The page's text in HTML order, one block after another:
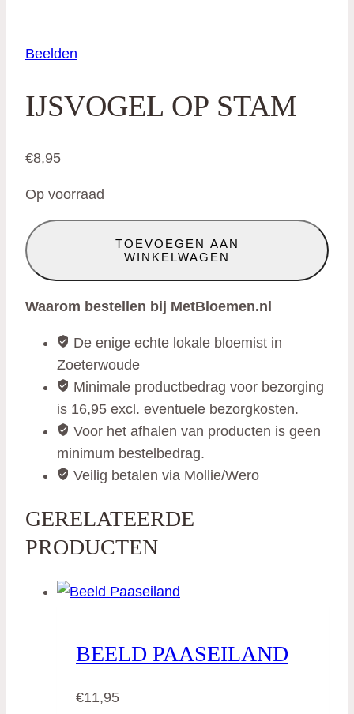
Beelden
IJSVOGEL OP STAM
€8,95
Op voorraad
Ijsvogel
op
stam
TOEVOEGEN AAN
WINKELWAGEN
Waarom bestellen bij MetBloemen.nl
De enige echte lokale bloemist in
Zoeterwoude
Minimale productbedrag voor bezorging
is 16,95 excl. eventuele bezorgkosten.
Voor het afhalen van producten is geen
minimum bestelbedrag.
Veilig betalen via Mollie/Wero
GERELATEERDE
PRODUCTEN
BEELD PAASEILAND
€11,95